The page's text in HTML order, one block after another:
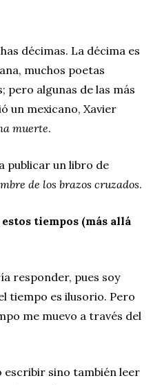
décimas. La décima es
muchos poetas
pero algunas de las más
un mexicano, Xavier
muerte.
publicar un libro de
de los brazos cruzados.
tiempos (más allá
responder, pues soy
tiempo es ilusorio. Pero
me muevo a través del
escribir sino también leer